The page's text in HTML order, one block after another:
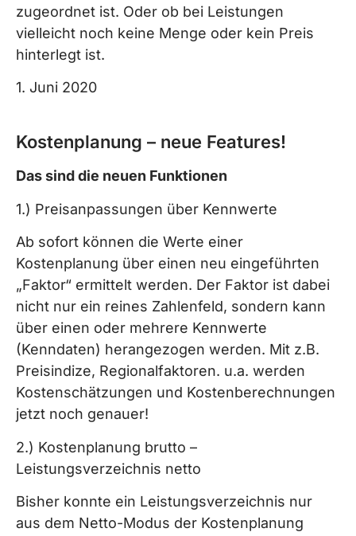
zugeordnet ist. Oder ob bei Leistungen
vielleicht noch keine Menge oder kein Preis
hinterlegt ist.
1. Juni 2020
Kostenplanung – neue Features!
Das sind die neuen Funktionen
1.) Preisanpassungen über Kennwerte
Ab sofort können die Werte einer
Kostenplanung über einen neu eingeführten
„Faktor“ ermittelt werden. Der Faktor ist dabei
nicht nur ein reines Zahlenfeld, sondern kann
über einen oder mehrere Kennwerte
(Kenndaten) herangezogen werden. Mit z.B.
Preisindize, Regionalfaktoren. u.a. werden
Kostenschätzungen und Kostenberechnungen
jetzt noch genauer!
2.) Kostenplanung brutto –
Leistungsverzeichnis netto
Bisher konnte ein Leistungsverzeichnis nur
aus dem Netto-Modus der Kostenplanung